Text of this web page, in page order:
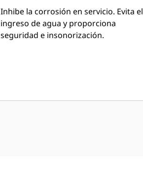
Inhibe la corrosión en servicio. Evita el
ingreso de agua y proporciona
seguridad e insonorización.